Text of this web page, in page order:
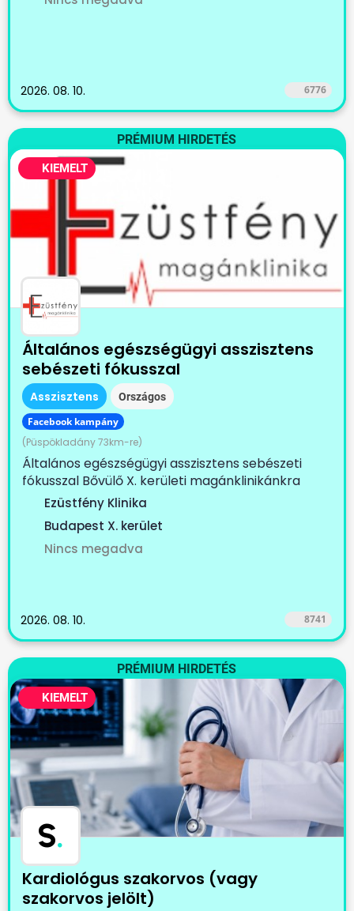
2026. 08. 10. 6776
PRÉMIUM HIRDETÉS
KIEMELT
Általános egészségügyi asszisztens
sebészeti fókusszal
Asszisztens Országos
Facebook kampány
(Püspökladány 73km-re)
Általános egészségügyi asszisztens sebészeti
fókusszal Bővülő X. kerületi magánklinikánkra
keresünk...
Ezüstfény Klinika
Budapest X. kerület
Nincs megadva
2026. 08. 10. 8741
PRÉMIUM HIRDETÉS
KIEMELT
S.
Kardiológus szakorvos (vagy
szakorvos jelölt)